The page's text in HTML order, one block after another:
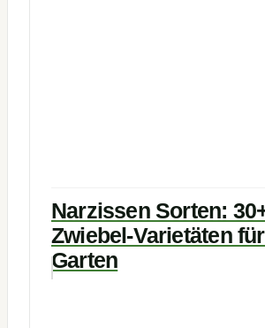
Narzissen Sorten:
Zwiebel-Varietäten
Garten